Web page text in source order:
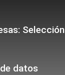
datos